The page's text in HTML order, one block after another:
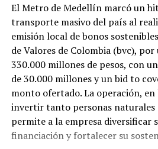
financiera y convirtiéndolo en un
multipropósito bajo estándares
mediante un modelo de
recursos públicos y privados.
Finalmente manifestaron que la
estructuración del proyecto por
jurídica, garantizando que el
propiedad del Distrito. También
modelo podría convertirse en un
El Metro de Medellín marcó un
transporte masivo del país al
emisión local de bonos
de Valores de Colombia (bvc),
330.000 millones de pesos, con
de 30.000 millones y un bid to
monto ofertado. La operación,
invertir tanto personas naturales
permite a la empresa diversificar
financiación y fortalecer su